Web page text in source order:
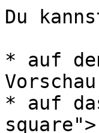
Du
* auf
* auf